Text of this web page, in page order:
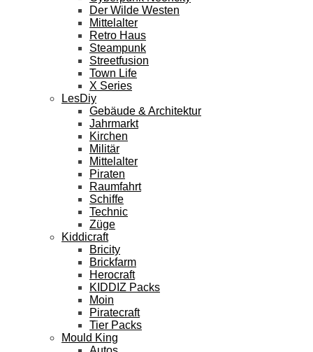
Der Wilde Westen
Mittelalter
Retro Haus
Steampunk
Streetfusion
Town Life
X Series
LesDiy
Gebäude & Architektur
Jahrmarkt
Kirchen
Militär
Mittelalter
Piraten
Raumfahrt
Schiffe
Technic
Züge
Kiddicraft
Bricity
Brickfarm
Herocraft
KIDDIZ Packs
Moin
Piratecraft
Tier Packs
Mould King